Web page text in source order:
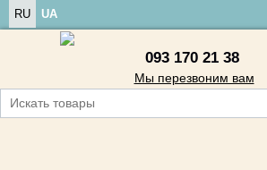
RU UA
093 170 21 38
Мы перезвоним вам